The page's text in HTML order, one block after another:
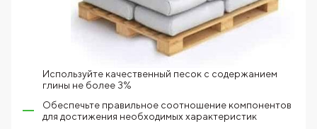
Используйте качественный песок с содержанием
глины не более 3%
Обеспечьте правильное соотношение компонентов
для достижения необходимых характеристик